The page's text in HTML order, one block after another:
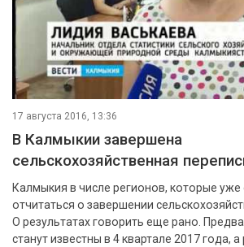
17 августа 2016, 13:36
В Калмыкии завершена
сельскохозяйственная
Калмыкия в числе регионов, которые уже
отчитаться о завершении
О результатах говорить еще рано.
станут известны в 4 квартале 2017 года,